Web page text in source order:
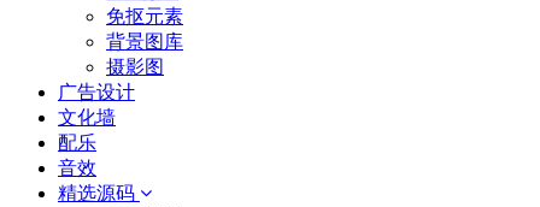
免抠元素
背景图库
摄影图
广告设计
文化墙
配乐
音效
精选源码